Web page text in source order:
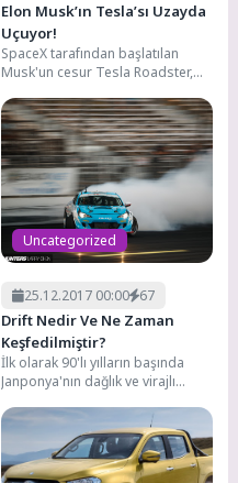
Elon Musk’ın Tesla’sı Uzayda
Uçuyor!
SpaceX tarafından başlatılan
Musk'un cesur Tesla Roadster,
sanal teleskop projesi
tarafından...
Uncategorized
25.12.2017 00:00 67
Drift Nedir Ve Ne Zaman
Keşfedilmiştir?
İlk olarak 90'lı yılların başında
Janponya'nın dağlık ve virajlı
inmeye çalışan...